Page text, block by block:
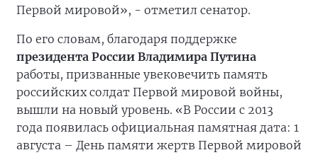
Первой мировой», - отметил сенатор.
По его словам, благодаря поддержке
президента России Владимира Путина
работы, призванные увековечить память
российских солдат Первой мировой войны,
вышли на новый уровень. «В России с 2013
года появилась официальная памятная дата: 1
августа – День памяти жертв Первой мировой